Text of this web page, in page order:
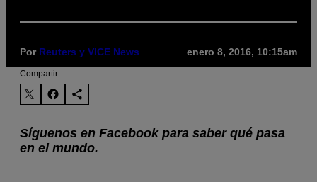
Por Reuters y VICE News enero 8, 2016, 10:15am
Compartir:
Síguenos en Facebook para saber qué pasa
en el mundo.